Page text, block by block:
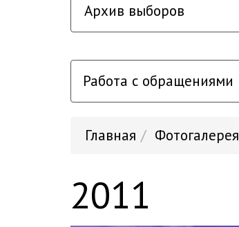
Архив выборов
Работа с обращениями
Главная Фотогалерея
2011